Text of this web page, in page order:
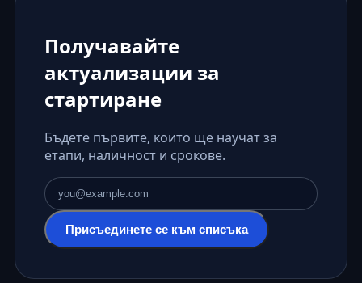
Получавайте
актуализации за
стартиране
Бъдете първите, които ще научат за
етапи, наличност и срокове.
Имейл адрес
Присъединете се към списъка